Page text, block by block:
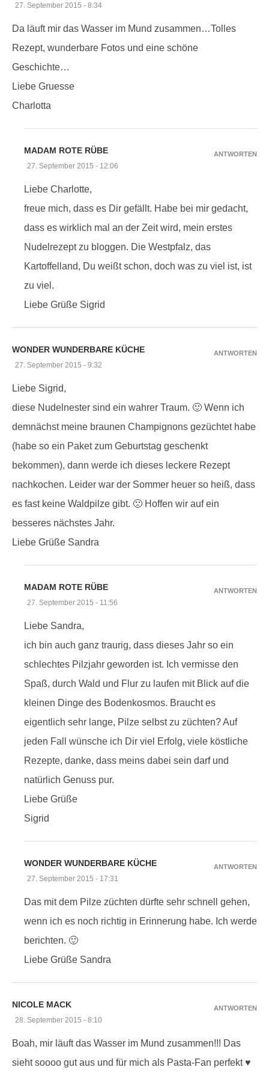
27. September 2015 - 8:34
Da läuft mir das Wasser im Mund zusammen…Tolles
Rezept, wunderbare Fotos und eine schöne
Geschichte…
Liebe Gruesse
Charlotta
MADAM ROTE RÜBE
27. September 2015 - 12:06
Liebe Charlotte,
freue mich, dass es Dir gefällt. Habe bei mir gedacht,
dass es wirklich mal an der Zeit wird, mein erstes
Nudelrezept zu bloggen. Die Westpfalz, das
Kartoffelland, Du weißt schon, doch was zu viel ist, ist
zu viel.
Liebe Grüße Sigrid
ANTWORTEN
WONDER WUNDERBARE KÜCHE
27. September 2015 - 9:32
Liebe Sigrid,
diese Nudelnester sind ein wahrer Traum. 🙂 Wenn ich
demnächst meine braunen Champignons gezüchtet habe
(habe so ein Paket zum Geburtstag geschenkt
bekommen), dann werde ich dieses leckere Rezept
nachkochen. Leider war der Sommer heuer so heiß, dass
es fast keine Waldpilze gibt. 🙁 Hoffen wir auf ein
besseres nächstes Jahr.
Liebe Grüße Sandra
ANTWORTEN
MADAM ROTE RÜBE
27. September 2015 - 11:56
Liebe Sandra,
ich bin auch ganz traurig, dass dieses Jahr so ein
schlechtes Pilzjahr geworden ist. Ich vermisse den
Spaß, durch Wald und Flur zu laufen mit Blick auf die
kleinen Dinge des Bodenkosmos. Braucht es
eigentlich sehr lange, Pilze selbst zu züchten? Auf
jeden Fall wünsche ich Dir viel Erfolg, viele köstliche
Rezepte, danke, dass meins dabei sein darf und
natürlich Genuss pur.
Liebe Grüße
Sigrid
ANTWORTEN
WONDER WUNDERBARE KÜCHE
27. September 2015 - 17:31
Das mit dem Pilze züchten dürfte sehr schnell gehen,
wenn ich es noch richtig in Erinnerung habe. Ich werde
berichten. 🙂
Liebe Grüße Sandra
ANTWORTEN
NICOLE MACK
28. September 2015 - 8:10
Boah, mir läuft das Wasser im Mund zusammen!!! Das
sieht soooo gut aus und für mich als Pasta-Fan perfekt ♥
ANTWORTEN